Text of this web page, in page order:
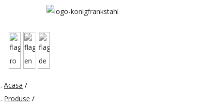
Acasa /
Produse /